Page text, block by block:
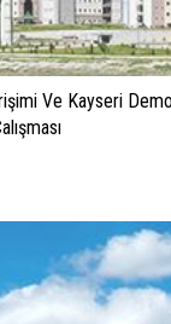
Ve Kayseri